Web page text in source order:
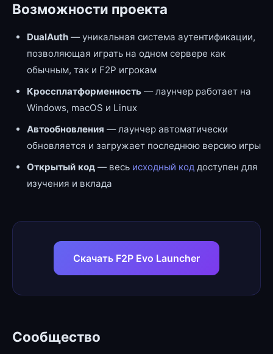
Возможности проекта
DualAuth — уникальная система аутентификации,
позволяющая играть на одном сервере как
обычным, так и F2P игрокам
Кроссплатформенность — лаунчер работает на
Windows, macOS и Linux
Автообновления — лаунчер автоматически
обновляется и загружает последнюю версию игры
Открытый код — весь исходный код доступен для
изучения и вклада
Скачать F2P Evo Launcher
Сообщество